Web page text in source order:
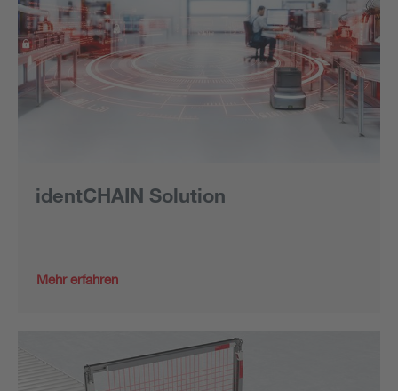
identCHAIN Solution
Mehr erfahren